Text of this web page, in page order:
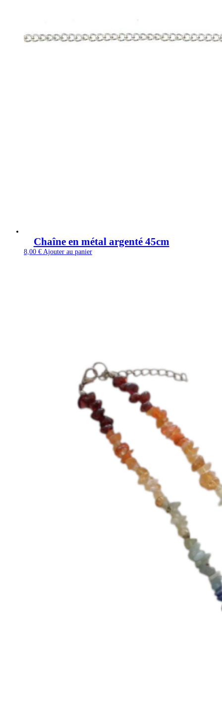
Chaîne en métal argenté 45cm
8,00 € Ajouter au panier